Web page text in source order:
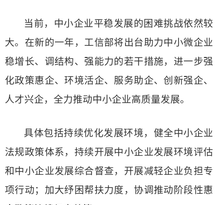
当前，中小企业平稳发展的困难挑战依然较
大。在新的一年，工信部将出台助力中小微企业
稳增长、调结构、强能力的若干措施，进一步强
化政策惠企、环境活企、服务助企、创新强企、
人才兴企，全力推动中小企业高质量发展。
具体包括持续优化发展环境，健全中小企业
法规政策体系，持续开展中小企业发展环境评估
和中小企业发展综合督查，开展减轻企业负担专
项行动；加大纾困帮扶力度，协调推动阶段性惠